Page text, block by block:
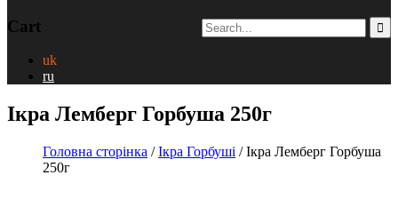
Cart
uk
ru
Ікра Лемберг Горбуша 250г
Головна сторінка /Ікра Горбуші / Ікра Лемберг Горбуша
250г